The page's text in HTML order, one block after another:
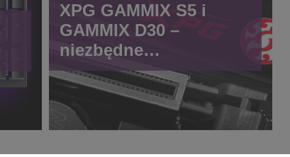
XPG GAMMIX S5 i
GAMMIX D30 –
niezbędne
wyposażenie
komputera dla gracza
od ADATA